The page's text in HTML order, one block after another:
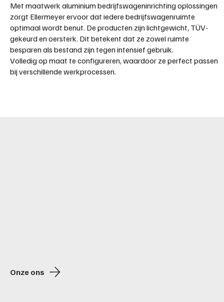
Met maatwerk aluminium bedrijfswageninrichting oplossingen
zorgt Ellermeyer ervoor dat iedere bedrijfswagenruimte
optimaal wordt benut. De producten zijn lichtgewicht, TÜV-
gekeurd en oersterk. Dit betekent dat ze zowel ruimte
besparen als bestand zijn tegen intensief gebruik.
Volledig op maat te configureren, waardoor ze perfect passen
bij verschillende werkprocessen.
Onze ons